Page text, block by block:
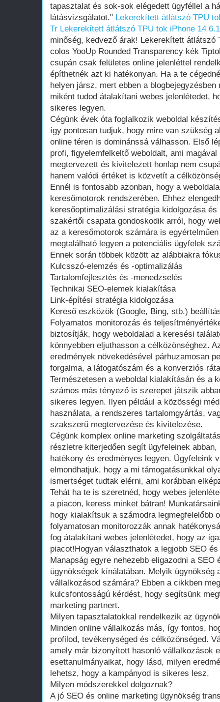
tapasztalat és sok-sok elégedett ügyféllel a
látásvizsgálatot." Lekerekített átlátszó TPU
Tr Lekerekített átlátszó TPU tok iPhone 14
minőség, kedvező árak! Lekerekített átlátszó
colos YooUp Rounded Transparency kék
csupán csak felületes online jelenléttel
építhetnék azt ki hatékonyan. Ha a te
helyen jársz, mert ebben a
miként tudod átalakítani webes jelenlétedet,
sikeres legyen.
Cégünk évek óta foglalkozik weboldal
így pontosan tudjuk, hogy mire van szükség
online téren is dominánssá válhasson. Első
profi, figyelemfelkeltő weboldalt, ami
megtervezett és kivitelezett honlap nem
hanem valódi értéket is közvetít a
Ennél is fontosabb azonban, hogy a
keresőmotorok rendszerében. Ehhez
keresőoptimalizálási stratégia kidolgozása
szakértői csapata gondoskodik arról, hogy
az a keresőmotorok számára is
megtalálható legyen a potenciális ügyfelek
Ennek során többek között az alábbiakra
Kulcsszó-elemzés és -optimalizálás
Tartalomfejlesztés és -menedzselés
Technikai SEO-elemek kialakítása
Link-építési stratégia kidolgozása
Kereső eszközök (Google, Bing, stb.)
Folyamatos monitorozás és
biztosítják, hogy weboldalad a keresési
könnyebben eljuthasson a célközönséghez.
eredmények növekedésével párhuzamosan
forgalma, a látogatószám és a konverziós
Természetesen a weboldal kialakításán és a
számos más tényező is szerepet játszik
sikeres legyen. Ilyen például a közösségi
használata, a rendszeres tartalomgyártás,
szakszerű megtervezése és kivitelezése.
Cégünk komplex online marketing
részletre kiterjedően segít ügyfeleinek
hatékony és eredményes legyen. Ügyfeleink
elmondhatjuk, hogy a mi támogatásunkkal
ismertséget tudtak elérni, ami korábban
Tehát ha te is szeretnéd, hogy webes
a piacon, keress minket bátran!
hogy kialakítsuk a számodra legmegfelelőbb
folyamatosan monitorozzák annak
fog átalakítani webes jelenlétedet, hogy az
piacot!Hogyan választhatok a legjobb SEO
Manapság egyre nehezebb eligazodni a SEO
ügynökségek kínálatában. Melyik ügynökség
vállalkozásod számára? Ebben a cikkben
kulcsfontosságú kérdést, hogy segítsünk
marketing partnert.
Milyen tapasztalatokkal rendelkezik az
Minden online vállalkozás más, így fontos,
profilod, tevékenységed és célközönséged.
amely már bizonyított hasonló vállalkozások
esettanulmányaikat, hogy lásd, milyen
lehetsz, hogy a kampányod is sikeres lesz.
Milyen módszerekkel dolgoznak?
A jó SEO és online marketing ügynökség